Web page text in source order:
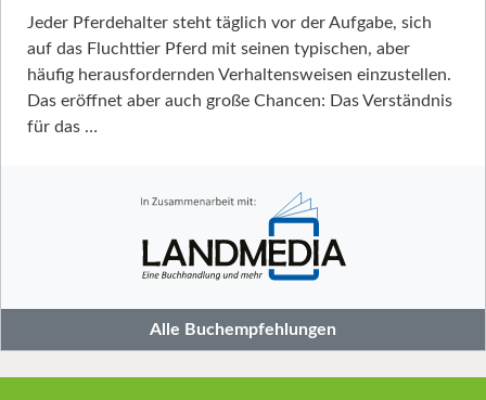
Jeder Pferdehalter steht täglich vor der Aufgabe, sich
auf das Fluchttier Pferd mit seinen typischen, aber
häufig herausfordernden Verhaltensweisen einzustellen.
Das eröffnet aber auch große Chancen: Das Verständnis
für das …
Alle Buchempfehlungen